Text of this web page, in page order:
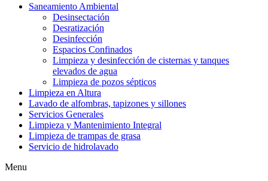
Saneamiento Ambiental
Desinsectación
Desratización
Desinfección
Espacios Confinados
Limpieza y desinfección de cisternas y tanques
elevados de agua
Limpieza de pozos sépticos
Limpieza en Altura
Lavado de alfombras, tapizones y sillones
Servicios Generales
Limpieza y Mantenimiento Integral
Limpieza de trampas de grasa
Servicio de hidrolavado
Menu